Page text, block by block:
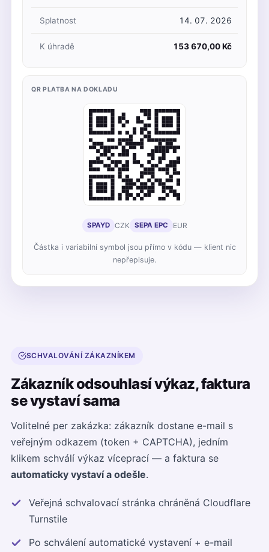
Splatnost 14. 07. 2026
K úhradě 153 670,00 Kč
QR PLATBA NA DOKLADU
SPAYD CZK SEPA EPC EUR
Částka i variabilní symbol jsou přímo v kódu — klient nic
nepřepisuje.
SCHVALOVÁNÍ ZÁKAZNÍKEM
Zákazník odsouhlasí výkaz, faktura
se vystaví sama
Volitelné per zakázka: zákazník dostane e-mail s
veřejným odkazem (token + CAPTCHA), jedním
klikem schválí výkaz víceprací — a faktura se
automaticky vystaví a odešle.
Veřejná schvalovací stránka chráněná Cloudflare
Turnstile
Po schválení automatické vystavení + e-mail